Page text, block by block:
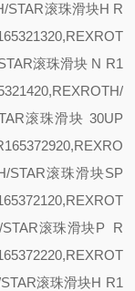
STAR滚珠滑块H R
滚珠滑块 N R1
滚珠滑块 30UP
STAR滚珠滑块SP
滚珠滑块P R
滚珠滑块H R1